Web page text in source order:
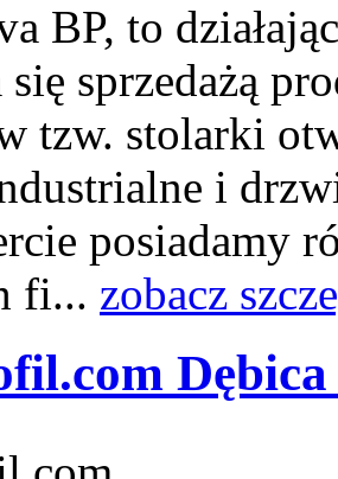
BP, to
się sprzedażą
tzw. stolarki
i
posiadamy
fi... zobacz
Dębica